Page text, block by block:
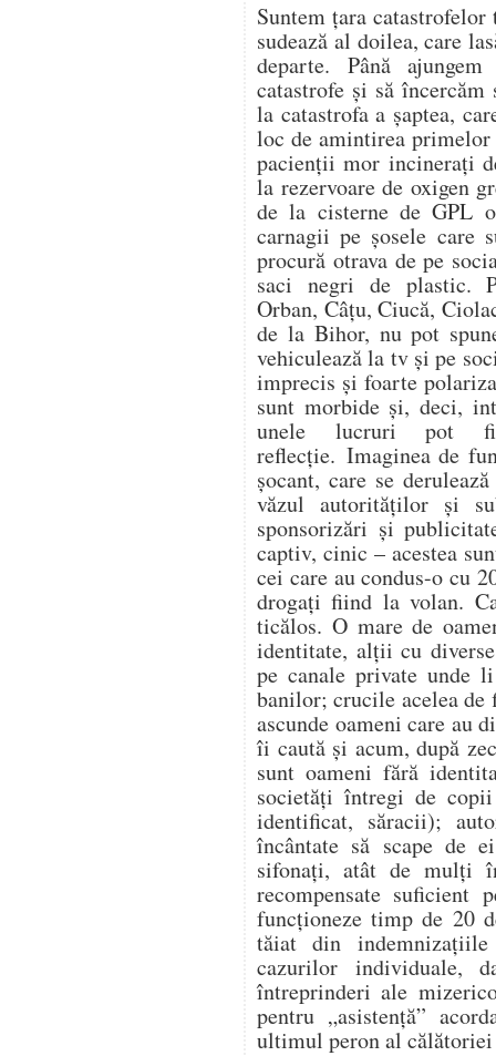
Suntem țara
sudează al doilea, care
departe. Până
catastrofe și să
la catastrofa a șaptea,
loc de amintirea
pacienții mor incinerați
la rezervoare de oxigen
de la cisterne de GPL
carnagii pe șosele care
procură otrava de pe
saci negri de plastic.
Orban, Câțu, Ciucă,
de la Bihor, nu pot
vehiculează la tv și pe
imprecis și foarte
sunt morbide și, deci,
unele lucruri pot
reflecție. Imaginea de
șocant, care se
văzul autorităților și
sponsorizări și
captiv, cinic – acestea
cei care au condus-o cu
drogați fiind la volan.
ticălos. O mare de
identitate, alții cu
pe canale private unde
banilor; crucile acelea de
ascunde oameni care au
îi caută și acum, după
sunt oameni fără
societăți întregi de
identificat, săracii);
încântate să scape de
sifonați, atât de mulți
recompensate suficient
funcționeze timp de 20
tăiat din
cazurilor individuale,
întreprinderi ale
pentru „asistență”
ultimul peron al